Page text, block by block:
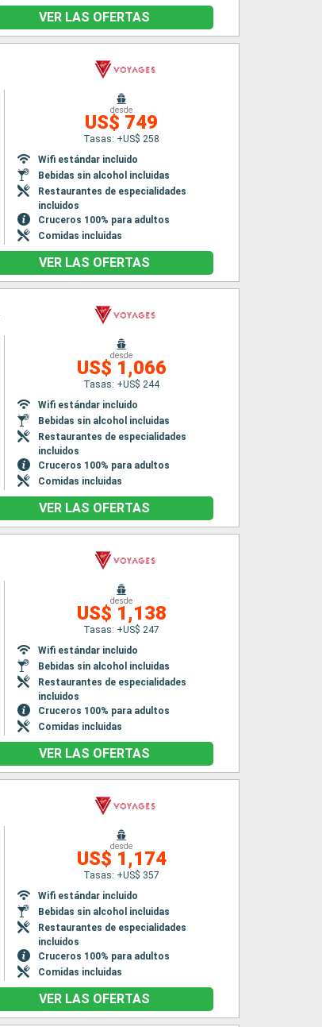
VER LAS OFERTAS
desde
US$ 749
Tasas: +US$ 258
Wifi estándar incluido
Bebidas sin alcohol incluidas
Restaurantes de especialidades
incluidos
Cruceros 100% para adultos
Comidas incluidas
VER LAS OFERTAS
desde
US$ 1,066
Tasas: +US$ 244
Wifi estándar incluido
Bebidas sin alcohol incluidas
Restaurantes de especialidades
incluidos
Cruceros 100% para adultos
Comidas incluidas
VER LAS OFERTAS
desde
US$ 1,138
Tasas: +US$ 247
Wifi estándar incluido
Bebidas sin alcohol incluidas
Restaurantes de especialidades
incluidos
Cruceros 100% para adultos
Comidas incluidas
VER LAS OFERTAS
desde
US$ 1,174
Tasas: +US$ 357
Wifi estándar incluido
Bebidas sin alcohol incluidas
Restaurantes de especialidades
incluidos
Cruceros 100% para adultos
Comidas incluidas
VER LAS OFERTAS